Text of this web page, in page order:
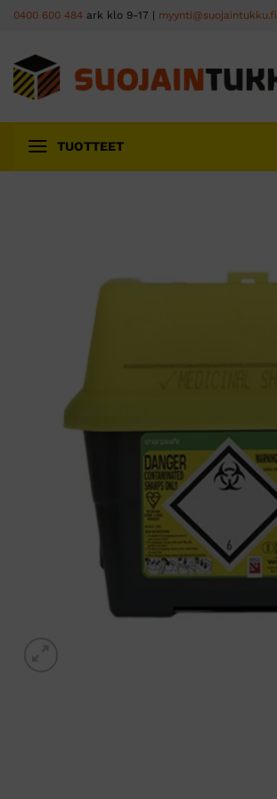
Skip
content
0400 600 484 ark klo 9-17 | myynti@suojaintukku.fi
TUOTTEET